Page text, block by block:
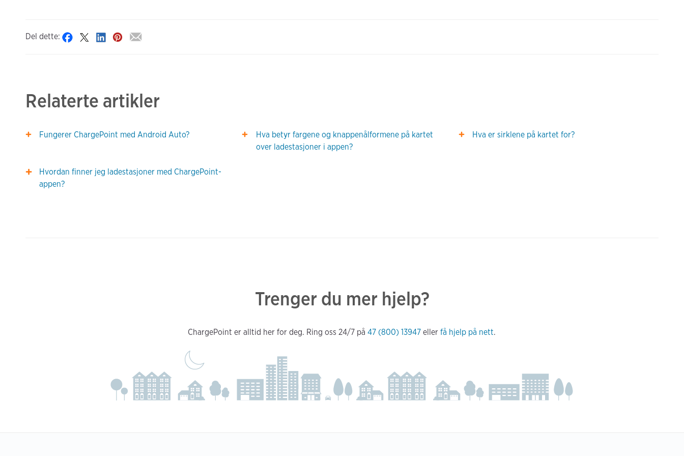
Del dette:
Relaterte artikler
Fungerer ChargePoint med Android Auto?
Hva betyr fargene og knappenålformene på kartet
over ladestasjoner i appen?
Hva er sirklene på kartet for?
Hvordan finner jeg ladestasjoner med ChargePoint-
appen?
Trenger du mer hjelp?
ChargePoint er alltid her for deg. Ring oss 24/7 på47 (800) 13947 ellerfå hjelp på nett.